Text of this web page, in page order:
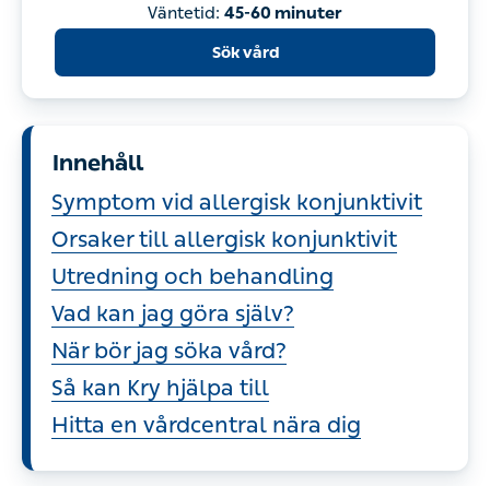
Väntetid: 45-60 minuter
Sök vård
Innehåll
Symptom vid allergisk konjunktivit
Orsaker till allergisk konjunktivit
Utredning och behandling
Vad kan jag göra själv?
När bör jag söka vård?
Så kan Kry hjälpa till
Hitta en vårdcentral nära dig